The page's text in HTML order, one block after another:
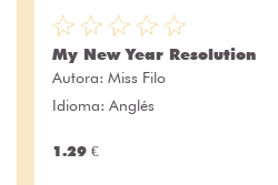
My New Year Resolution
Autora: Miss Filo
Idioma: Anglés
1.29 €